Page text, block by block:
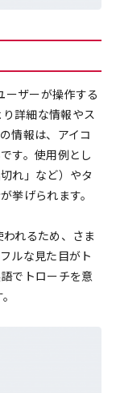
ザーが操作する
詳細な情報やス
情報は、アイコ
す。使用例とし
れ」など）やタ
挙げられます。
れるため、さま
ルな見た目がト
でトローチを意